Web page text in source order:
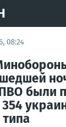
08:24
были